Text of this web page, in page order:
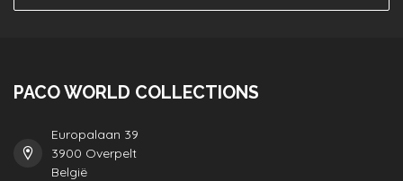
PACO WORLD COLLECTIONS
Europalaan 39
3900 Overpelt
België